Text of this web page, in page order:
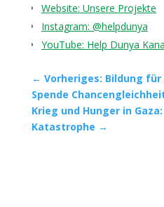
Website: Unsere Projekte
Instagram: @helpdunya
YouTube: Help Dunya
← Vorheriges: Bildung
Spende
Krieg und Hunger in
Katastrophe →